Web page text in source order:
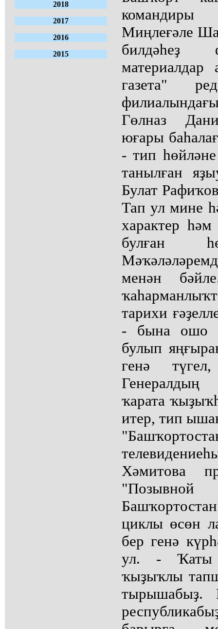
2018
2017
2016
2015
Миңлеғәле
билдәһеҙ
материалдар
газета"
Гөлназ
юғары
- тип
танылған
Булат
Тап ул мине
характер
булған
менән
тарихи
- бына ошо
булып
генә
Генералдың
ҡарата
итер, тип
Хәмитова
циклы өсөн
бер генә
ул. - Ҡаты
ҡыҙыҡлы
тырышабыҙ.